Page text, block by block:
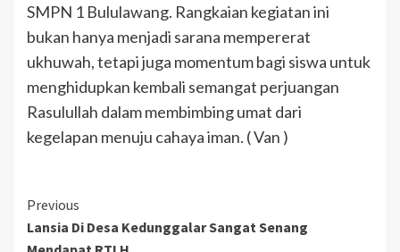
SMPN 1 Bululawang. Rangkaian kegiatan ini
bukan hanya menjadi sarana mempererat
ukhuwah, tetapi juga momentum bagi siswa untuk
menghidupkan kembali semangat perjuangan
Rasulullah dalam membimbing umat dari
kegelapan menuju cahaya iman. ( Van )
Previous
Lansia Di Desa Kedunggalar Sangat Senang